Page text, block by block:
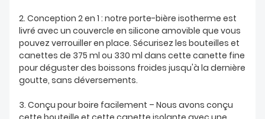
2. Conception 2 en 1 : notre porte-bière isotherme est
livré avec un couvercle en silicone amovible que vous
pouvez verrouiller en place. Sécurisez les bouteilles et
canettes de 375 ml ou 330 ml dans cette canette fine
pour déguster des boissons froides jusqu'à la dernière
goutte, sans déversements.
3. Conçu pour boire facilement – ​​Nous avons conçu